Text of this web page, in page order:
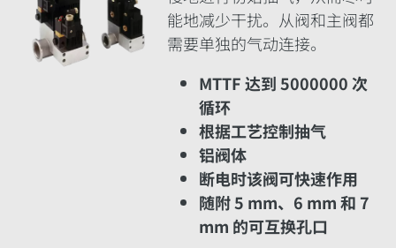
能地减少干扰。从阀和主阀都
需要单独的气动连接。
MTTF 达到 5000000 次
循环
根据工艺控制抽气
铝阀体
断电时该阀可快速作用
随附 5 mm、6 mm 和 7
mm 的可互换孔口